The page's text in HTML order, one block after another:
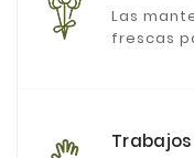
Las
frescas